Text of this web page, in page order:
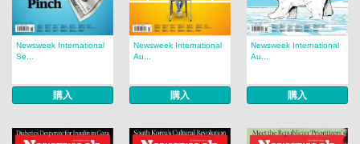
Newsweek International
Se...
購入
Newsweek International
Au...
購入
Newsweek International
Au...
購入